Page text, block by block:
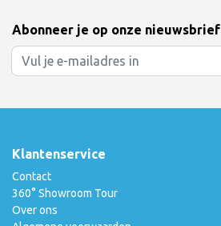
Abonneer je op onze nieuwsbrief
Klantenservice
Contact
360° Showroom Tour
Over ons